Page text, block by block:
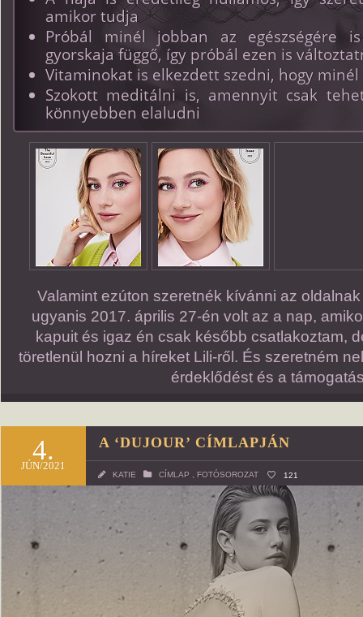
amikor tudja
Próbál minél jobban az egészségére
gyorskaja függő, így próbál ezen is
Vitaminokat is elkezdett szedni, hogy
Szokott meditálni is, amennyit csak
könnyebben elaludni
Valamint ezúton szeretnék kívánni az
ugyanis 2017. április 27-én volt az a nap,
kapuit és igaz én csak később csatlakoztam,
töretlenül hozni a híreket Lili-ről. És szeretném
érdeklődést és a
4.
JÚN/2021
A ‘DUJOUR’ CÍMLAPJÁN
KATIE CÍMLAP FOTÓSOROZAT 121